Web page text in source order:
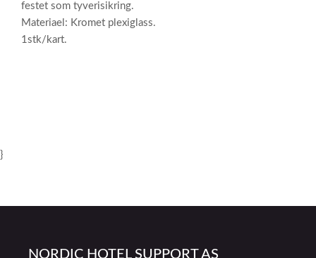
festet som tyverisikring.
Materiael: Kromet plexiglass.
1stk/kart.
}
NORDIC HOTEL SUPPORT AS